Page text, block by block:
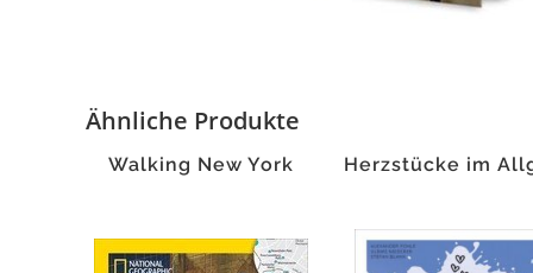
Ähnliche Produkte
Walking New York Herzstücke im